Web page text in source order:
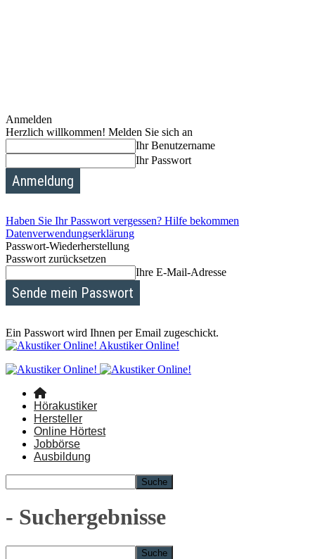
Anmelden
Herzlich willkommen! Melden Sie sich an
Ihr Benutzername
Ihr Passwort
Haben Sie Ihr Passwort vergessen? Hilfe bekommen
Datenverwendungserklärung
Passwort-Wiederherstellung
Passwort zurücksetzen
Ihre E-Mail-Adresse
Ein Passwort wird Ihnen per Email zugeschickt.
Akustiker Online!
Hörakustiker
Hersteller
Online Hörtest
Jobbörse
Ausbildung
- Suchergebnisse